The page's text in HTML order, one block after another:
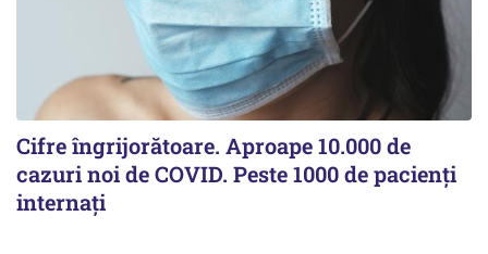
Cifre îngrijorătoare. Aproape 10.000 de
cazuri noi de COVID. Peste 1000 de pacienți
internați